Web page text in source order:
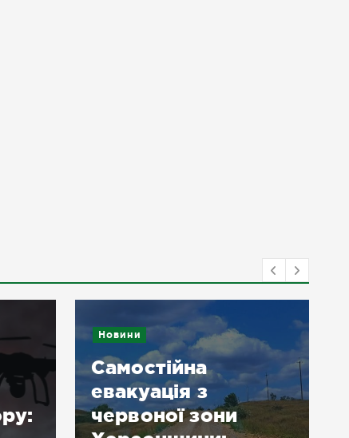
Новини
Самостійна
евакуація з
червоної зони